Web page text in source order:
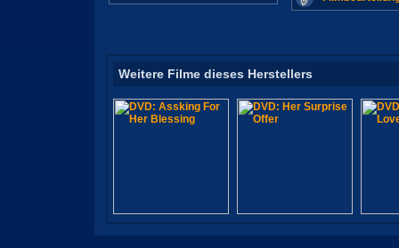
Weitere Filme dieses Herstellers